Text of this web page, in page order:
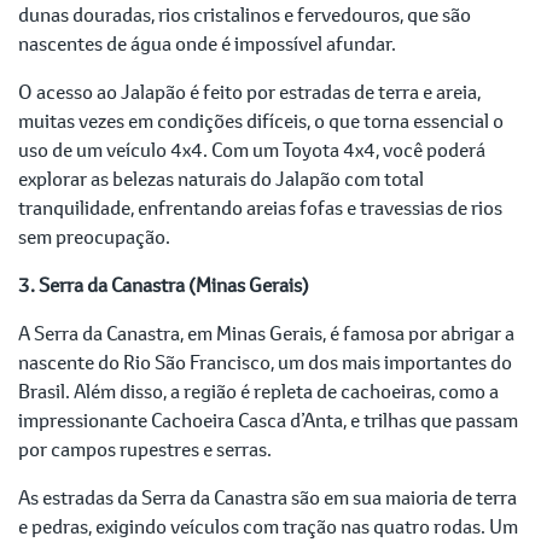
dunas douradas, rios cristalinos e fervedouros, que são
nascentes de água onde é impossível afundar.
O acesso ao Jalapão é feito por estradas de terra e areia,
muitas vezes em condições difíceis, o que torna essencial o
uso de um veículo 4x4. Com um Toyota 4x4, você poderá
explorar as belezas naturais do Jalapão com total
tranquilidade, enfrentando areias fofas e travessias de rios
sem preocupação.
3. Serra da Canastra (Minas Gerais)
A Serra da Canastra, em Minas Gerais, é famosa por abrigar a
nascente do Rio São Francisco, um dos mais importantes do
Brasil. Além disso, a região é repleta de cachoeiras, como a
impressionante Cachoeira Casca d’Anta, e trilhas que passam
por campos rupestres e serras.
As estradas da Serra da Canastra são em sua maioria de terra
e pedras, exigindo veículos com tração nas quatro rodas. Um